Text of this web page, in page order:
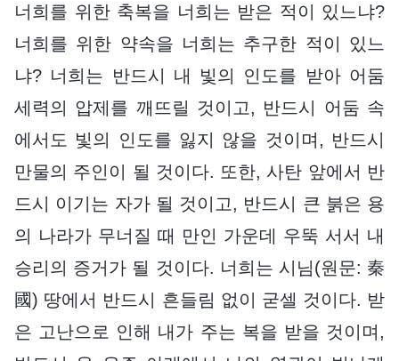
너희를 위한 축복을 너희는 받은 적이 있느냐?
너희를 위한 약속을 너희는 추구한 적이 있느
냐? 너희는 반드시 내 빛의 인도를 받아 어둠
세력의 압제를 깨뜨릴 것이고, 반드시 어둠 속
에서도 빛의 인도를 잃지 않을 것이며, 반드시
만물의 주인이 될 것이다. 또한, 사탄 앞에서 반
드시 이기는 자가 될 것이고, 반드시 큰 붉은 용
의 나라가 무너질 때 만인 가운데 우뚝 서서 내
승리의 증거가 될 것이다. 너희는 시님(원문: 秦
國) 땅에서 반드시 흔들림 없이 굳셀 것이다. 받
은 고난으로 인해 내가 주는 복을 받을 것이며,